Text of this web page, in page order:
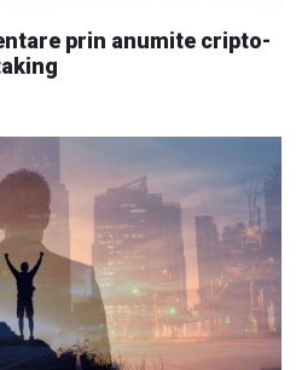
prin anumite cripto-